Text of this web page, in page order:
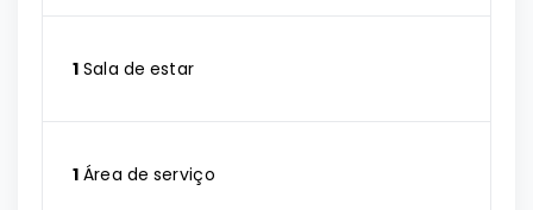
1 Sala de estar
1 Área de serviço